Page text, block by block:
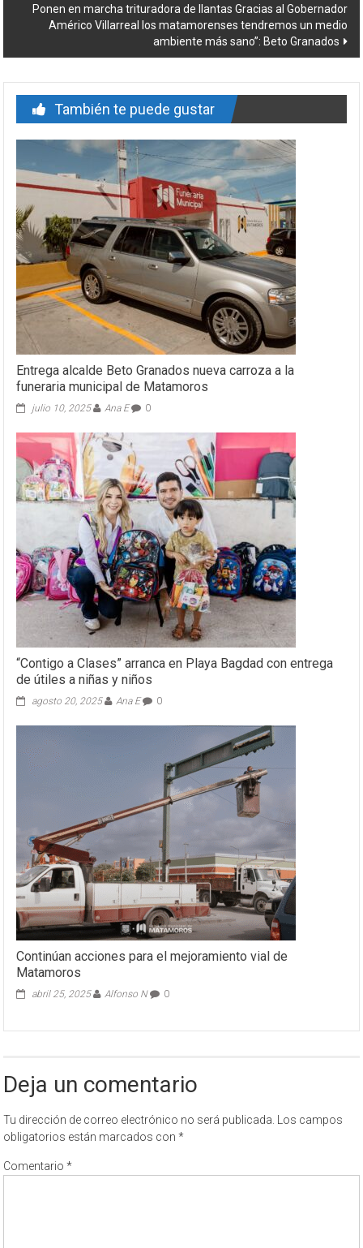
entrada
Ponen en marcha trituradora de llantas Gracias al Gobernador
Américo Villarreal los matamorenses tendremos un medio
ambiente más sano”: Beto Granados
También te puede gustar
Entrega alcalde Beto Granados nueva carroza a la
funeraria municipal de Matamoros
julio 10, 2025 Ana E 0
“Contigo a Clases” arranca en Playa Bagdad con entrega
de útiles a niñas y niños
agosto 20, 2025 Ana E 0
Continúan acciones para el mejoramiento vial de
Matamoros
abril 25, 2025 Alfonso N 0
Deja un comentario
Tu dirección de correo electrónico no será publicada.
Los campos
obligatorios están marcados con*
Comentario*